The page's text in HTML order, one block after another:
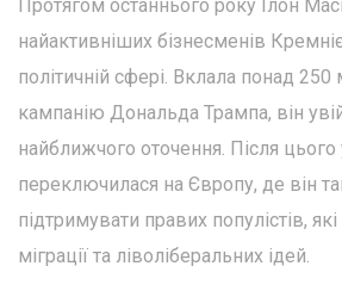
Протягом останнього року Ілон
найактивніших бізнесменів
політичній сфері. Вклала понад 250
кампанію Дональда Трампа, він
найближчого оточення. Після
переключилася на Європу, де він
підтримувати правих популістів,
міграції та ліволіберальних ідей.